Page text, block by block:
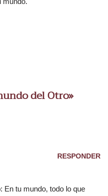
del Otro»
RESPONDER
En tu mundo, todo lo que